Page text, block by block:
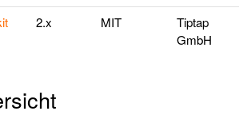
2.x MIT
Tiptap
GmbH